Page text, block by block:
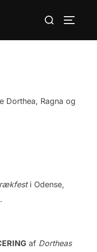
Søg
Dorthea, Ragna og
i Odense,
af Dortheas